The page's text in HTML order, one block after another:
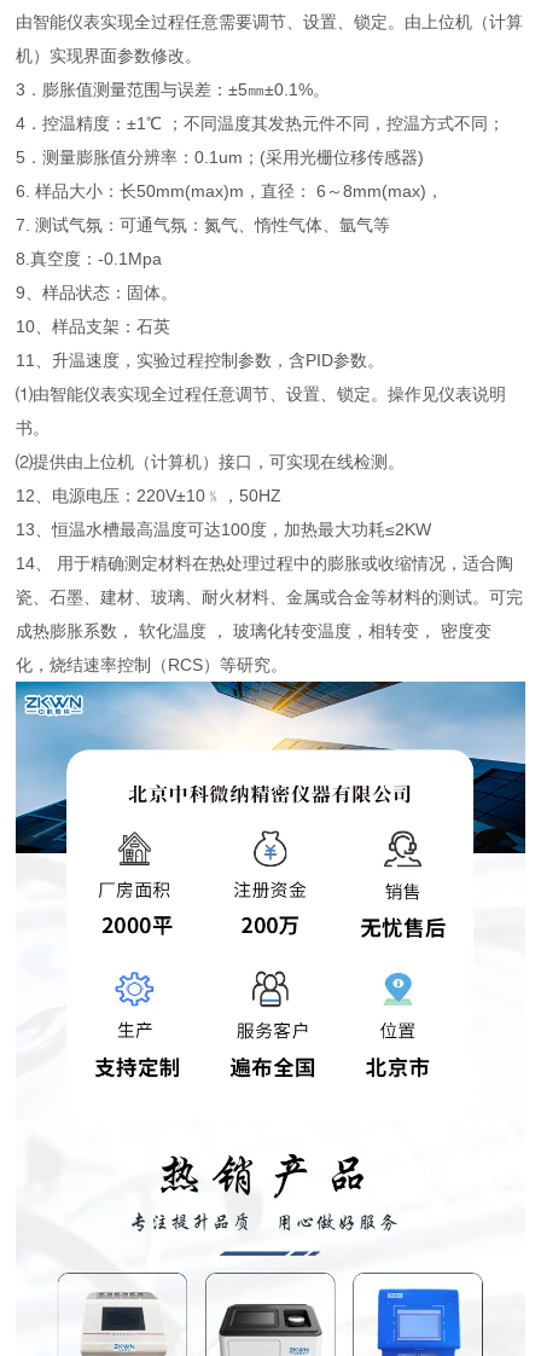
由智能仪表实现全过程任意需要调节、设置、锁定。由上位机（计算
机）实现界面参数修改。
3．膨胀值测量范围与误差：±5㎜±0.1%。
4．控温精度：±1℃ ；不同温度其发热元件不同，控温方式不同；
5．测量膨胀值分辨率：0.1um；(采用光栅位移传感器)
6. 样品大小：长50mm(max)m，直径： 6～8mm(max)，
7. 测试气氛：可通气氛：氮气、惰性气体、氩气等
8.真空度：-0.1Mpa
9、样品状态：固体。
10、样品支架：石英
11、升温速度，实验过程控制参数，含PID参数。
⑴由智能仪表实现全过程任意调节、设置、锁定。操作见仪表说明
书。
⑵提供由上位机（计算机）接口，可实现在线检测。
12、电源电压：220V±10﹪，50HZ
13、恒温水槽最高温度可达100度，加热最大功耗≤2KW
14、 用于精确测定材料在热处理过程中的膨胀或收缩情况，适合陶
瓷、石墨、建材、玻璃、耐火材料、金属或合金等材料的测试。可完
成热膨胀系数， 软化温度 ， 玻璃化转变温度，相转变， 密度变
化，烧结速率控制（RCS）等研究。